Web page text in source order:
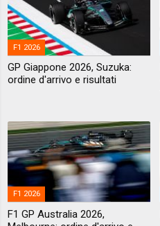
F1 2026
GP Giappone 2026, Suzuka:
ordine d'arrivo e risultati
F1 2026
F1 GP Australia 2026,